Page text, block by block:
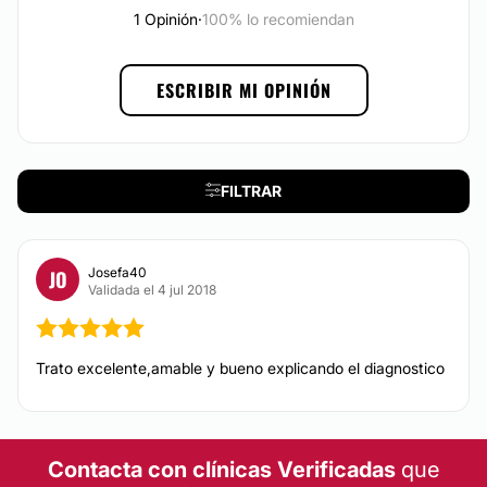
Financiación o facilidades de pago:
TRATAMIENTOS ESTÉTICOS
Drenaje linfático
Eliminación de tatuajes
Mesoterapia
Dietas
Depilación láser
Tratamiento antimanchas
1 Opinión·100% lo recomiendan
ESCRIBIR MI OPINIÓN
FILTRAR
JO
Josefa40
Validada el 4 jul 2018
Trato excelente,amable y bueno explicando el diagnostico
Contacta con clínicas Verificadas que